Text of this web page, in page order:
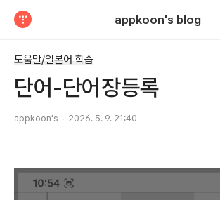
appkoon's blog
도움말/일본어 학습
단어-단어장등록
appkoon's 2026. 5. 9. 21:40